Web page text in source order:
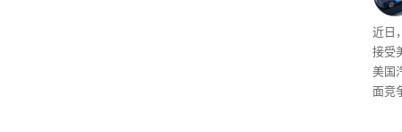
给
近日
接受
美国
面竞